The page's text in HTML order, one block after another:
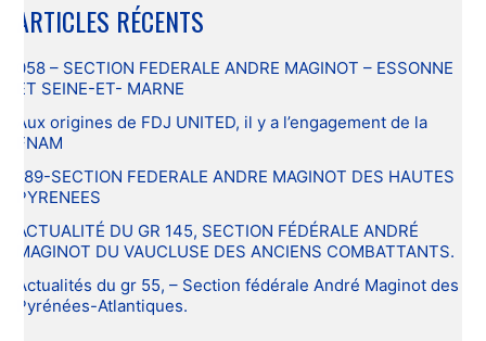
ARTICLES RÉCENTS
058 – SECTION FEDERALE ANDRE MAGINOT – ESSONNE
ET SEINE-ET- MARNE
Aux origines de FDJ UNITED, il y a l’engagement de la
FNAM
189-SECTION FEDERALE ANDRE MAGINOT DES HAUTES
PYRENEES
ACTUALITÉ DU GR 145, SECTION FÉDÉRALE ANDRÉ
MAGINOT DU VAUCLUSE DES ANCIENS COMBATTANTS.
Actualités du gr 55, – Section fédérale André Maginot des
Pyrénées-Atlantiques.